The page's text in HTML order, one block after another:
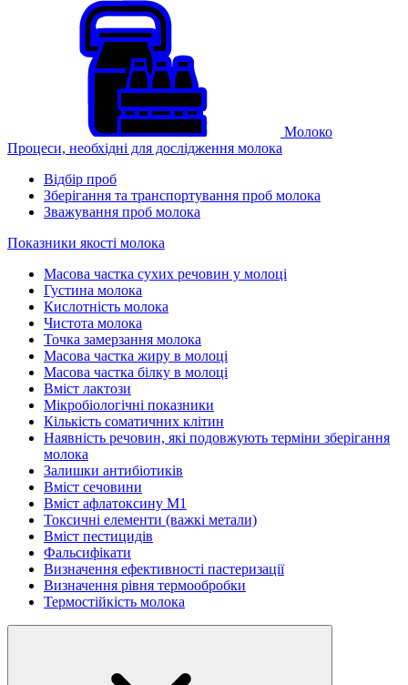
Молоко
Процеси, необхідні для дослідження молока
Відбір проб
Зберігання та транспортування проб молока
Зважування проб молока
Показники якості молока
Масова частка сухих речовин у молоці
Густина молока
Кислотність молока
Чистота молока
Точка замерзання молока
Масова частка жиру в молоці
Масова частка білку в молоці
Вміст лактози
Мікробіологічні показники
Кількість соматичних клітин
Наявність речовин, які подовжують терміни зберігання
молока
Залишки антибіотиків
Вміст сечовини
Вміст афлатоксину М1
Токсичні елементи (важкі метали)
Вміст пестицидів
Фальсифікати
Визначення ефективності пастеризації
Визначення рівня термообробки
Термостійкість молока